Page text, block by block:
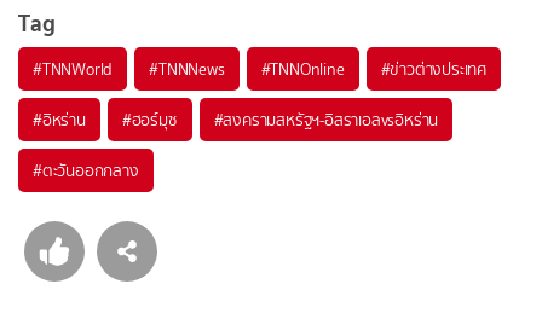
Tag
#TNNWorld #TNNNews #TNNOnline #ข่าวต่างประเทศ
#อิหร่าน #ฮอร์มุซ #สงครามสหรัฐฯ-อิสราเอลvsอิหร่าน
#ตะวันออกกลาง